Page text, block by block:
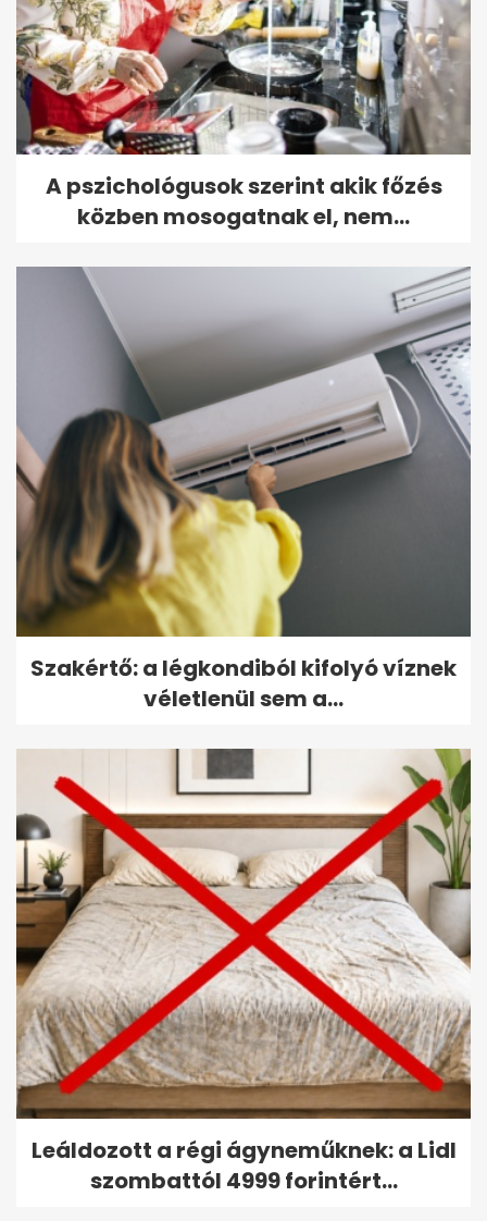
A pszichológusok szerint akik főzés
közben mosogatnak el, nem...
Szakértő: a légkondiból kifolyó víznek
véletlenül sem a...
Leáldozott a régi ágyneműknek: a Lidl
szombattól 4999 forintért...